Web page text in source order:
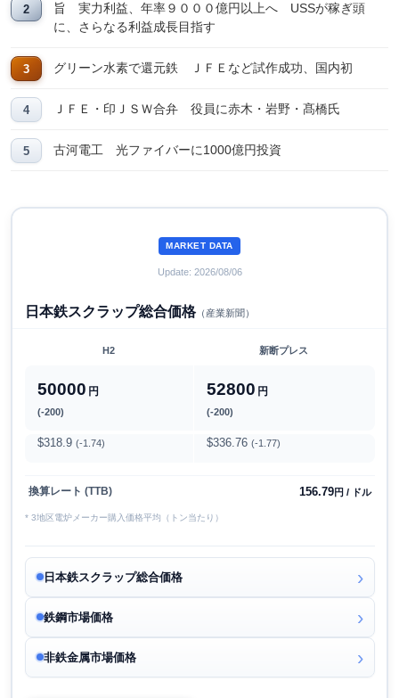
旨 実力利益、年率９０００億円以上へ USSが稼ぎ頭
に、さらなる利益成長目指す
グリーン水素で還元鉄 ＪＦＥなど試作成功、国内初
ＪＦＥ・印ＪＳＷ合弁 役員に赤木・岩野・髙橋氏
古河電工 光ファイバーに1000億円投資
MARKET DATA
Update: 2026/08/06
日本鉄スクラップ総合価格（産業新聞）
H2 新断プレス
50000 円
(-200)
52800 円
(-200)
$318.9 (-1.74) $336.76 (-1.77)
換算レート (TTB) 156.79円 / ドル
* 3地区電炉メーカー購入価格平均（トン当たり）
日本鉄スクラップ総合価格
鉄鋼市場価格
非鉄金属市場価格